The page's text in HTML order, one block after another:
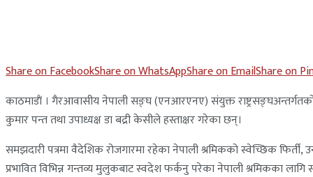
Share on FacebookShare on WhatsAppShare on EmailShare on
काठमाडाैं । गैरआवासीय नेपाली सङ्घ (एनआरएनए) संयुक्त
कुमार पन्त तथा उपाध्यक्ष डा बद्री केसीले हस्ताक्षर गरेका छन्।
समझदारी पत्रमा वैदेशिक रोजगारमा रहेका नेपाली श्रमिकको स्वेच्छिक
प्रभावित विभिन्न गन्तव्य मुलुकबाट स्वदेश फर्कनु परेका नेपाली श्रमिकका लागि